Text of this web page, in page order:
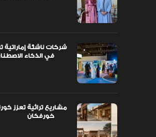
شركات ناشئة
مشاريع تراثية تعزز